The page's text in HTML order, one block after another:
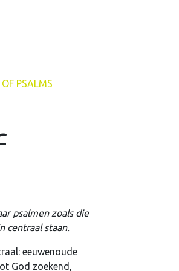
PSALMS
psalmen zoals die
centraal staan.
eeuwenoude
God zoekend,